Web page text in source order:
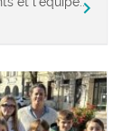
chevron_right